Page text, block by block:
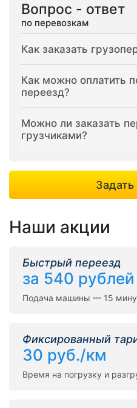
Вопрос - ответ
по перевозкам
Как заказать
Как можно оплатить
переезд?
Можно ли заказать
грузчиками?
Наши акции
Быстрый переезд
за 540 рублей
Подача машины — 15
Фиксированный
30 руб./км
Время на погрузку и